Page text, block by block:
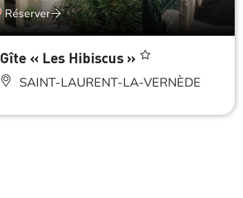
Réserver
Gîte « Les Hibiscus »
SAINT-LAURENT-LA-VERNÈDE